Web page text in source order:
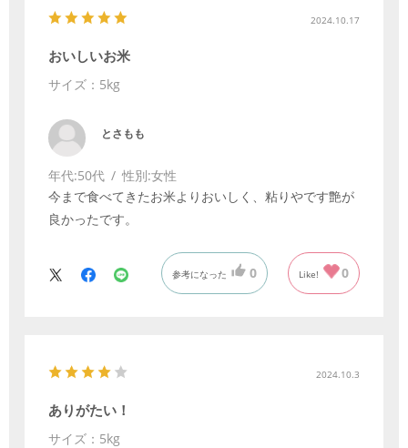
2024.10.17
おいしいお米
サイズ：5kg
とさもも
年代:50代 性別:女性
今まで食べてきたお米よりおいしく、粘りやです艶が
良かったです。
参考になった 0 Like! 0
2024.10.3
ありがたい！
サイズ：5kg